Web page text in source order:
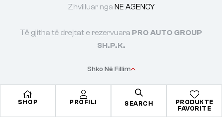
SHOP PROFILI SEARCH
PRODUKTE
FAVORITE
Zhvilluar nga NE AGENCY
Shko Në Fillim
Të gjitha të drejtat e rezervuara PRO AUTO GROUP
SH.P.K.